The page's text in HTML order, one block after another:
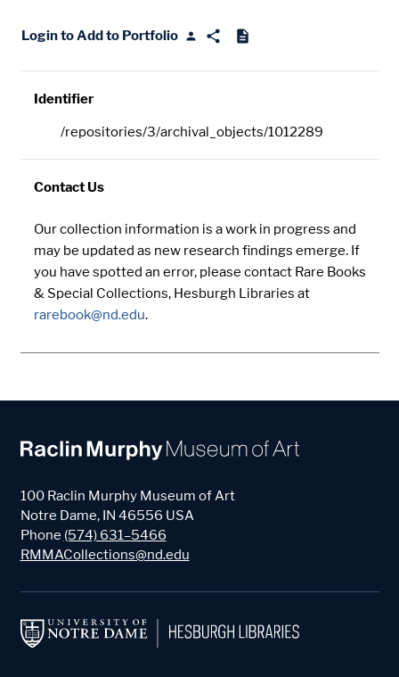
Login to Add to Portfolio
Identifier
/repositories/3/archival_objects/1012289
Contact Us
Our collection information is a work in progress and
may be updated as new research findings emerge. If
you have spotted an error, please contact Rare Books
& Special Collections, Hesburgh Libraries at
rarebook@nd.edu.
100 Raclin Murphy Museum of Art
Notre Dame, IN 46556 USA
Phone (574) 631–5466
RMMACollections@nd.edu